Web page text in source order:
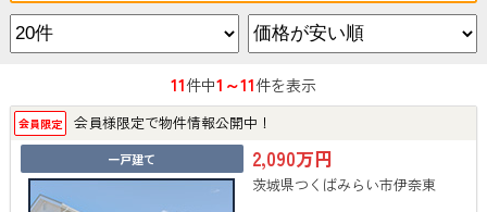
11件中1～11件を表示
会員限定 会員様限定で物件情報公開中！
一戸建て 2,090万円
茨城県つくばみらい市伊奈東